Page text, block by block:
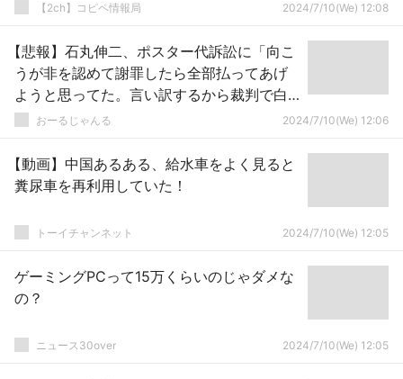
【2ch】コピペ情報局 2024/7/10(We) 12:08
【悲報】石丸伸二、ポスター代訴訟に「向こ
うが非を認めて謝罪したら全部払ってあげ
ようと思ってた。言い訳するから裁判で白
黒つけるしかない」
おーるじゃんる 2024/7/10(We) 12:06
【動画】中国あるある、給水車をよく見ると
糞尿車を再利用していた！
トーイチャンネット 2024/7/10(We) 12:05
ゲーミングPCって15万くらいのじゃダメな
の？
ニュース30over 2024/7/10(We) 12:05